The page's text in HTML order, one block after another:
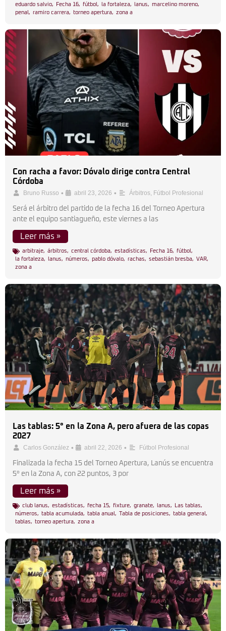
eduardo salvio, Fecha 16, fútbol , la fortaleza, lanus, marcelino moreno,
penal , ramiro carrera, torneo apertura, zona a
Con racha a favor: Dóvalo dirige contra Central
Córdoba
Bruno Russo • abril 23, 2026 • Árbitros, Fútbol Profesional
Será el árbitro del partido de la fecha 16 del Torneo Apertura
ante el equipo santiagueño, este viernes a las
Leer más »
arbitraje, árbitros, central córdoba, estadísticas, Fecha 16, fútbol ,
la fortaleza, lanus, números, pablo dóvalo, rachas, sebastián bresba, VAR,
zona a
Las tablas: 5° en la Zona A, pero afuera de las copas
2027
Carlos González • abril 22, 2026 • Fútbol Profesional
Finalizada la fecha 15 del Torneo Apertura, Lanús se encuentra
5° en la Zona A, con 22 puntos, 3 por
Leer más »
club lanus, estadísticas, fecha 15, fixture, granate, lanus, Las tablas,
números, tabla acumulada, tabla anual , Tabla de posiciones, tabla general ,
tablas, torneo apertura, zona a